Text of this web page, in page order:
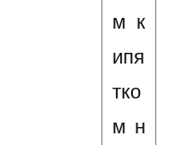
м к
ипя
тко
м н